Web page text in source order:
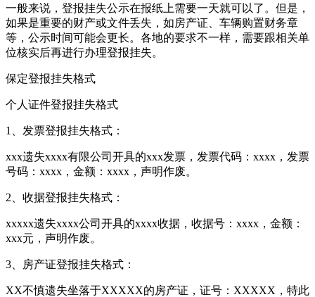
一般来说，登报挂失公示在报纸上需要一天就可以了。但是，
如果是重要的财产或文件丢失，如房产证、车辆购置财务章
等，公示时间可能会更长。各地的要求不一样，需要跟相关单
位核实后再进行办理登报挂失。
保定登报挂失格式
个人证件登报挂失格式
1、发票登报挂失格式：
xxx遗失xxxx有限公司开具的xxx发票，发票代码：xxxx，发票
号码：xxxx，金额：xxxx，声明作废。
2、收据登报挂失格式：
xxxxx遗失xxxx公司开具的xxxx收据，收据号：xxxx，金额：
xxx元，声明作废。
3、房产证登报挂失格式：
XX不慎遗失坐落于XXXXX的房产证，证号：XXXXX，特此